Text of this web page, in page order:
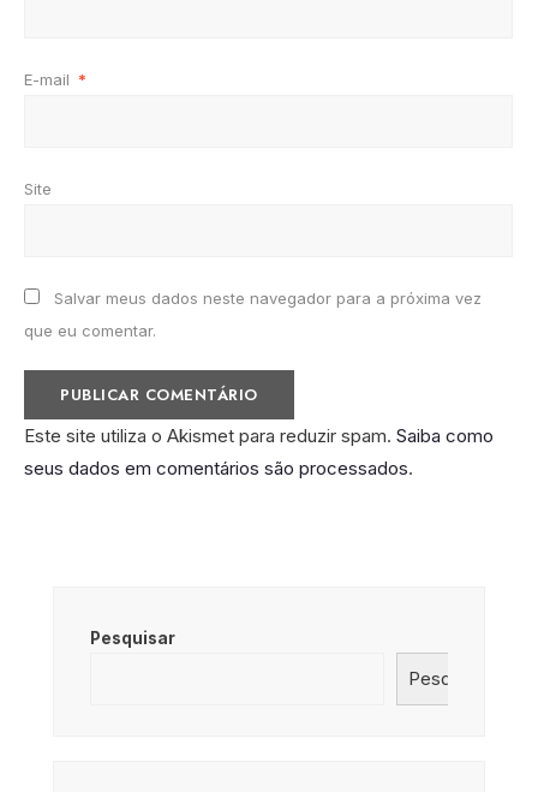
E-mail *
Site
Salvar meus dados neste navegador para a próxima vez
que eu comentar.
Este site utiliza o Akismet para reduzir spam. Saiba como
seus dados em comentários são processados.
Pesquisar
Pesquisar